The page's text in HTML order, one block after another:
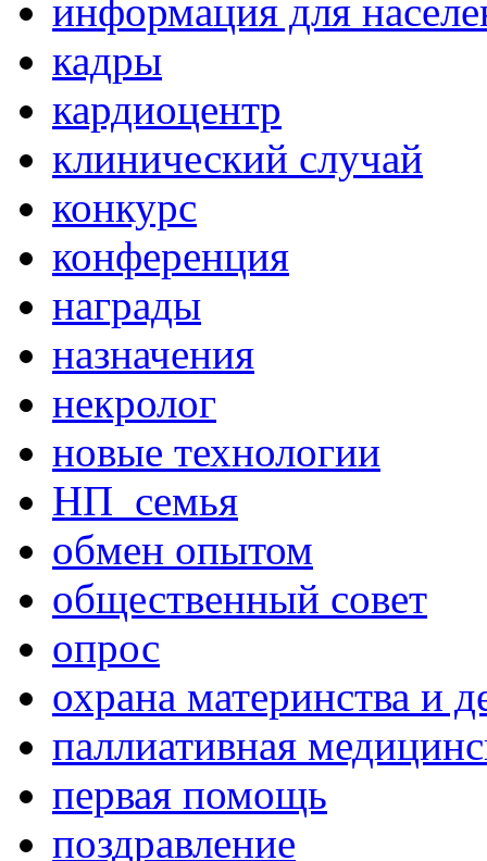
информация для
кадры
кардиоцентр
клинический случай
конкурс
конференция
награды
назначения
некролог
новые технологии
НП_семья
обмен опытом
общественный совет
опрос
охрана материнства и
паллиативная
первая помощь
поздравление